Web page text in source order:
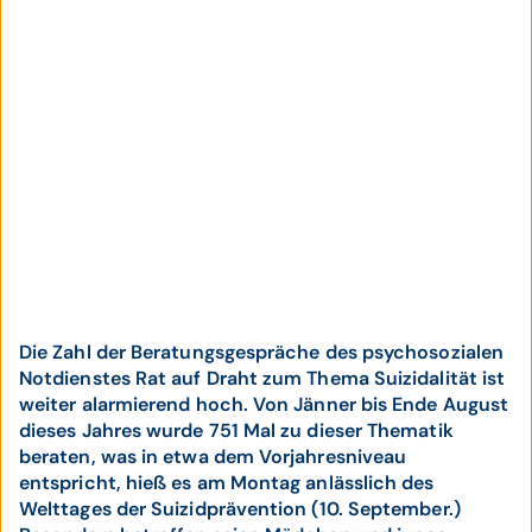
Die Zahl der Beratungsgespräche des psychosozialen
Notdienstes Rat auf Draht zum Thema Suizidalität ist
weiter alarmierend hoch. Von Jänner bis Ende August
dieses Jahres wurde 751 Mal zu dieser Thematik
beraten, was in etwa dem Vorjahresniveau
entspricht, hieß es am Montag anlässlich des
Welttages der Suizidprävention (10. September.)